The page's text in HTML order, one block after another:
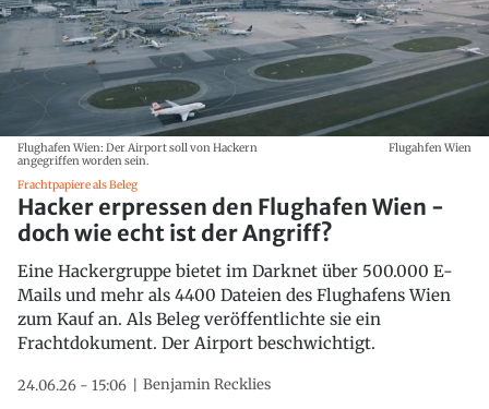
Flughafen Wien: Der Airport soll von Hackern
angegriffen worden sein.
Flugahfen Wien
Frachtpapiere als Beleg
Hacker erpressen den Flughafen Wien -
doch wie echt ist der Angriff?
Eine Hackergruppe bietet im Darknet über 500.000 E-
Mails und mehr als 4400 Dateien des Flughafens Wien
zum Kauf an. Als Beleg veröffentlichte sie ein
Frachtdokument. Der Airport beschwichtigt.
24.06.26 - 15:06 Benjamin Recklies